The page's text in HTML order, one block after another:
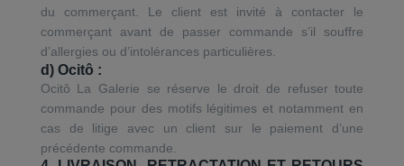
du commerçant. Le client est invité à contacter le
commerçant avant de passer commande s’il souffre
d’allergies ou d’intolérances particulières.
d) Ocitô :
Ocitô La Galerie se réserve le droit de refuser toute
commande pour des motifs légitimes et notamment en
cas de litige avec un client sur le paiement d’une
précédente commande.